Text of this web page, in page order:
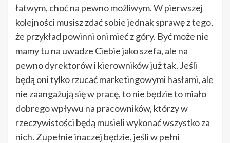
łatwym, choć na pewno możliwym. W pierwszej
kolejności musisz zdać sobie jednak sprawę z tego,
że przykład powinni oni mieć z góry. Być może nie
mamy tu na uwadze Ciebie jako szefa, ale na
pewno dyrektorów i kierowników już tak. Jeśli
będą oni tylko rzucać marketingowymi hasłami, ale
nie zaangażują się w pracę, to nie będzie to miało
dobrego wpływu na pracowników, którzy w
rzeczywistości będą musieli wykonać wszystko za
nich. Zupełnie inaczej będzie, jeśli w pełni